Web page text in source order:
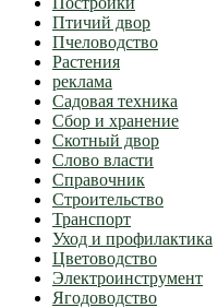
Птичий двор
Пчеловодство
Растения
реклама
Садовая техника
Сбор и хранение
Скотный двор
Слово власти
Справочник
Строительство
Транспорт
Уход и профилактика
Цветоводство
Электроинструмент
Ягодоводство